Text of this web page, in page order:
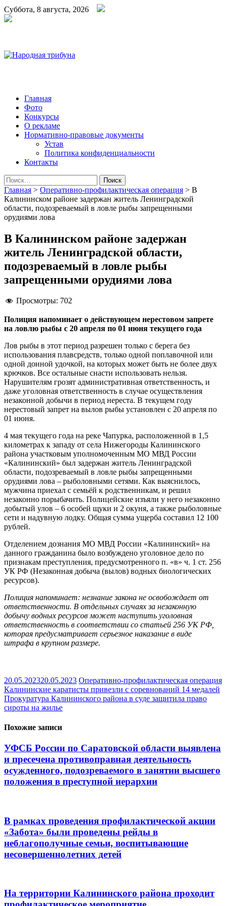
Суббота, 8 августа, 2026
Народная трибуна
Калининская районная газета
Главная
Фото
Конкурсы
О рекламе
Нормативно-правовые документы
Устав
Политика конфиденциальности
Контакты
Найти:
Главная > Оперативно-профилактическая операция > В
Калининском районе задержан житель Ленинградской
области, подозреваемый в ловле рыбы запрещенными
орудиями лова
В Калининском районе задержан
житель Ленинградской области,
подозреваемый в ловле рыбы
запрещенными орудиями лова
Просмотры: 702
Полиция напоминает о действующем нерестовом запрете
на ловлю рыбы с 20 апреля по 01 июня текущего года
Лов рыбы в этот период разрешен только с берега без
использования плавсредств, только одной поплавочной или
одной донной удочкой, на которых может быть не более двух
крючков. Все остальные снасти использовать нельзя.
Нарушителям грозят административная ответственность, и
даже уголовная ответственность в случае осуществления
незаконной добычи в период нереста. В текущем году
нерестовый запрет на вылов рыбы установлен с 20 апреля по
01 июня.
4 мая текущего года на реке Чапурка, расположенной в 1,5
километрах к западу от села Нижегороды Калининского
района участковым уполномоченным МО МВД России
«Калининский» был задержан житель Ленинградской
области, подозреваемый в ловле рыбы запрещенными
орудиями лова – рыболовными сетями. Как выяснилось,
мужчина приехал с семьёй к родственникам, и решил
незаконно порыбачить. Полицейские изъяли у него незаконно
добытый улов – 6 особей щуки и 2 окуня, а также рыболовные
сети и надувную лодку. Общая сумма ущерба составил 12 100
рублей.
Отделением дознания МО МВД России «Калининский» на
данного гражданина было возбуждено уголовное дело по
признакам преступления, предусмотренного п. «в» ч. 1 ст. 256
УК РФ (Незаконная добыча (вылов) водных биологических
ресурсов).
Полиция напоминает: незнание закона не освобождает от
ответственности. В отдельных случаях за незаконную
добычу водных ресурсов может наступить уголовная
ответственность в соответствии со статьей 256 УК РФ,
которая предусматривает серьезное наказание в виде
штрафа в крупном размере.
20.05.202320.05.2023 Оперативно-профилактическая операция
Навигация
по
Калининские каратисты привезли с соревнований 14 медалей
Прокуратура Калининского района в суде защитила право
сироты на жилье
Похожие записи
УФСБ России по Саратовской области выявлена
и пресечена противоправная деятельность
осужденного, подозреваемого в занятии высшего
положения в преступной иерархии
В рамках проведения профилактической акции
«Забота» были проведены рейды в
неблагополучные семьи, воспитывающие
несовершеннолетних детей
На территории Калининского района проходит